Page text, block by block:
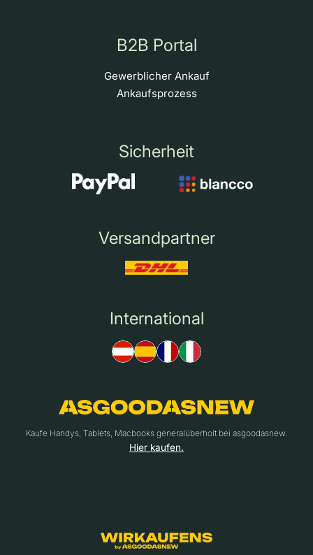
B2B Portal
Gewerblicher Ankauf
Ankaufsprozess
Sicherheit
Versandpartner
International
Kaufe Handys, Tablets, Macbooks generalüberholt bei asgoodasnew.
Hier kaufen.